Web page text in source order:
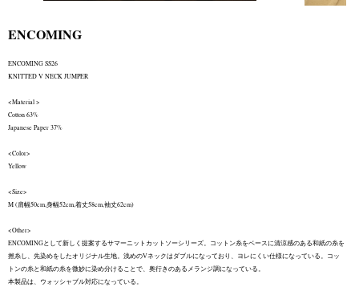
ENCOMING
ENCOMING SS26
KNITTED V NECK JUMPER
<Material >
Cotton 63%
Japanese Paper 37%
<Color>
Yellow
<Size>
M (肩幅50cm,身幅52cm,着丈58cm,袖丈62cm)
<Other>
ENCOMINGとして新しく提案するサマーニットカットソーシリーズ。コットン糸をベースに清涼感のある和紙の糸を
撚糸し、先染めをしたオリジナル生地。浅めのVネックはダブルになっており、ヨレにくい仕様になっている。コッ
トンの糸と和紙の糸を微妙に染め分けることで、奥行きのあるメランジ調になっている。
本製品は、ウォッシャブル対応になっている。